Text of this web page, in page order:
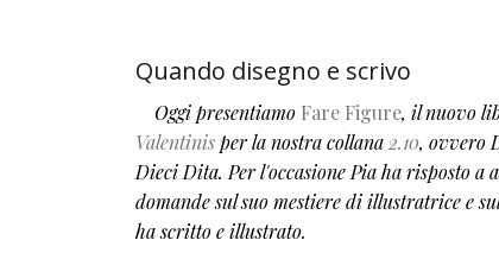
Quando disegno e scrivo
Oggi presentiamo Fare Figure, il nuovo
Valentinisper la nostra collana 2.10, ovvero
Dieci Dita. Per l'occasione Pia ha risposto a
domande sul suo mestiere di illustratrice e
ha scritto e illustrato.